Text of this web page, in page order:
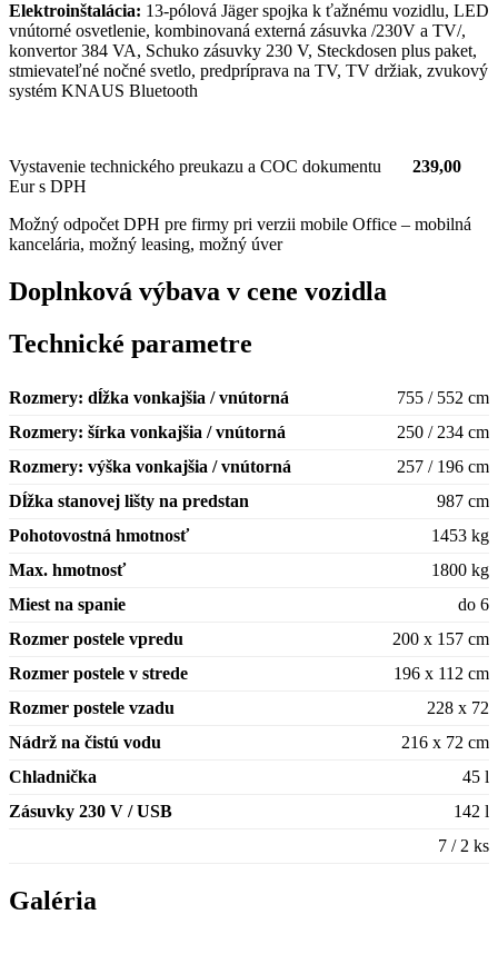
Elektroinštalácia: 13-pólová Jäger spojka k ťažnému vozidlu, LED
vnútorné osvetlenie, kombinovaná externá zásuvka /230V a TV/,
konvertor 384 VA, Schuko zásuvky 230 V, Steckdosen plus paket,
stmievateľné nočné svetlo, predpríprava na TV, TV držiak, zvukový
systém KNAUS Bluetooth
Vystavenie technického preukazu a COC dokumentu 239,00
Eur s DPH
Možný odpočet DPH pre firmy pri verzii mobile Office – mobilná
kancelária, možný leasing, možný úver
Doplnková výbava v cene vozidla
Technické parametre
Rozmery: dĺžka vonkajšia / vnútorná
755 / 552 cm
Rozmery: šírka vonkajšia / vnútorná
250 / 234 cm
Rozmery: výška vonkajšia / vnútorná
257 / 196 cm
Dĺžka stanovej lišty na predstan
987 cm
Pohotovostná hmotnosť
1453 kg
Max. hmotnosť
1800 kg
Miest na spanie
do 6
Rozmer postele vpredu
200 x 157 cm
Rozmer postele v strede
196 x 112 cm
Rozmer postele vzadu
228 x 72
Nádrž na čistú vodu
216 x 72 cm
Chladnička
45 l
Zásuvky 230 V / USB
142 l
7 / 2 ks
Galéria